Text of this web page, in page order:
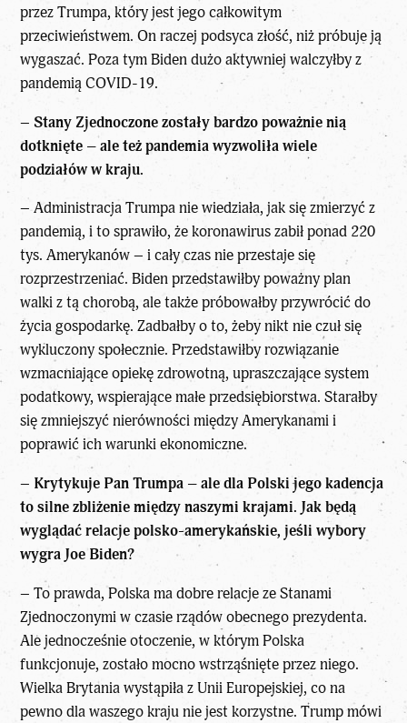
przez Trumpa, który jest jego całkowitym
przeciwieństwem. On raczej podsyca złość, niż próbuje ją
wygaszać. Poza tym Biden dużo aktywniej walczyłby z
pandemią COVID-19.
–Stany Zjednoczone zostały bardzo poważnie nią
dotknięte – ale też pandemia wyzwoliła wiele
podziałów w kraju.
– Administracja Trumpa nie wiedziała, jak się zmierzyć z
pandemią, i to sprawiło, że koronawirus zabił ponad 220
tys. Amerykanów – i cały czas nie przestaje się
rozprzestrzeniać. Biden przedstawiłby poważny plan
walki z tą chorobą, ale także próbowałby przywrócić do
życia gospodarkę. Zadbałby o to, żeby nikt nie czuł się
wykluczony społecznie. Przedstawiłby rozwiązanie
wzmacniające opiekę zdrowotną, upraszczające system
podatkowy, wspierające małe przedsiębiorstwa. Starałby
się zmniejszyć nierówności między Amerykanami i
poprawić ich warunki ekonomiczne.
– Krytykuje Pan Trumpa – ale dla Polski jego kadencja
to silne zbliżenie między naszymi krajami. Jak będą
wyglądać relacje polsko-amerykańskie, jeśli wybory
wygra Joe Biden?
– To prawda, Polska ma dobre relacje ze Stanami
Zjednoczonymi w czasie rządów obecnego prezydenta.
Ale jednocześnie otoczenie, w którym Polska
funkcjonuje, zostało mocno wstrząśnięte przez niego.
Wielka Brytania wystąpiła z Unii Europejskiej, co na
pewno dla waszego kraju nie jest korzystne. Trump mówi